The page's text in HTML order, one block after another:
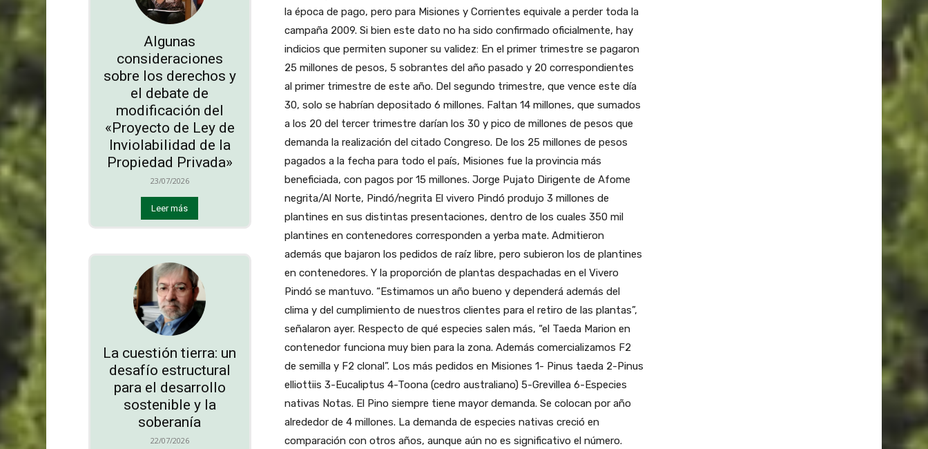
Algunas
consideraciones
sobre los derechos y
el debate de
modificación del
«Proyecto de Ley de
Inviolabilidad de la
Propiedad Privada»
23/07/2026
Leer más
La cuestión tierra: un
desafío estructural
para el desarrollo
sostenible y la
soberanía
22/07/2026
la época de pago, pero para Misiones y Corrientes equivale a perder toda la
campaña 2009. Si bien este dato no ha sido confirmado oficialmente, hay
indicios que permiten suponer su validez: En el primer trimestre se pagaron
25 millones de pesos, 5 sobrantes del año pasado y 20 correspondientes
al primer trimestre de este año. Del segundo trimestre, que vence este día
30, solo se habrían depositado 6 millones. Faltan 14 millones, que sumados
a los 20 del tercer trimestre darían los 30 y pico de millones de pesos que
demanda la realización del citado Congreso. De los 25 millones de pesos
pagados a la fecha para todo el país, Misiones fue la provincia más
beneficiada, con pagos por 15 millones. Jorge Pujato Dirigente de Afome
negrita/Al Norte, Pindó/negrita El vivero Pindó produjo 3 millones de
plantines en sus distintas presentaciones, dentro de los cuales 350 mil
plantines en contenedores corresponden a yerba mate. Admitieron
además que bajaron los pedidos de raíz libre, pero subieron los de plantines
en contenedores. Y la proporción de plantas despachadas en el Vivero
Pindó se mantuvo. “Estimamos un año bueno y dependerá además del
clima y del cumplimiento de nuestros clientes para el retiro de las plantas”,
señalaron ayer. Respecto de qué especies salen más, “el Taeda Marion en
contenedor funciona muy bien para la zona. Además comercializamos F2
de semilla y F2 clonal”. Los más pedidos en Misiones 1- Pinus taeda 2-Pinus
elliottiis 3-Eucaliptus 4-Toona (cedro australiano) 5-Grevillea 6-Especies
nativas Notas. El Pino siempre tiene mayor demanda. Se colocan por año
alrededor de 4 millones. La demanda de especies nativas creció en
comparación con otros años, aunque aún no es significativo el número.